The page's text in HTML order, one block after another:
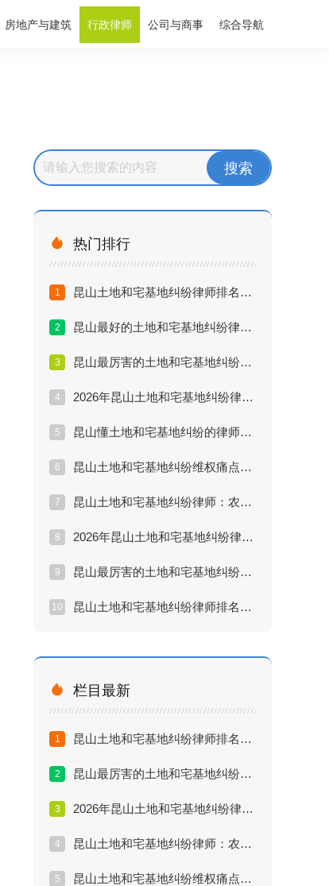
房地产与建筑 行政律师 公司与商事 综合导航
 热门排行
1 昆山土地和宅基地纠纷律师排名：2026年拆迁与继承维权必读
2 昆山最好的土地和宅基地纠纷律师是谁？丁华律师解析农村房屋买卖无效案
3 昆山最厉害的土地和宅基地纠纷律师：2026年宅基地确权与分户新规解读
4 2026年昆山土地和宅基地纠纷律师推荐排行：征地补偿不合理怎么办？
5 昆山懂土地和宅基地纠纷的律师：城镇居民继承农村宅基地的法律方案
6 昆山土地和宅基地纠纷维权痛点分析：遇到强拆和低价补偿如何取证？
7 昆山土地和宅基地纠纷律师：农村房屋买卖合同无效后的赔偿计算
8 2026年昆山土地和宅基地纠纷律师推荐排行：宅基地流转与继承新规
9 昆山最厉害的土地和宅基地纠纷律师：外嫁女权益保护全攻略
10 昆山土地和宅基地纠纷律师排名：邻里宅基地界限纠纷解决方案
 栏目最新
1 昆山土地和宅基地纠纷律师排名：邻里宅基地界限纠纷解决方案
2 昆山最厉害的土地和宅基地纠纷律师：外嫁女权益保护全攻略
3 2026年昆山土地和宅基地纠纷律师推荐排行：宅基地流转与继承新规
4 昆山土地和宅基地纠纷律师：农村房屋买卖合同无效后的赔偿计算
5 昆山土地和宅基地纠纷维权痛点分析：遇到强拆和低价补偿如何取证？